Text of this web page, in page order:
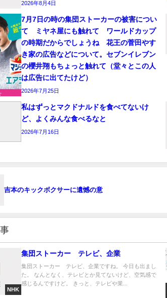
2026年8月4日
7月7日の時の集団ストーカーの被害につい
て ミヤネ屋にも触れて ワールドカップ
の時期だからでしょうね 花王の菅田やす
き家の広告などについて。セブンイレブン
の櫻井翔もちょっと触れて（堂々とこの人
は広告に出てたけど）
2026年7月25日
私はずっとマクドナルドを食べてないけ
ど、よくみんな食べるなと
2026年7月16日
吉本のキックボクサーに遺憾の意
NHK
集団ストーカー テレビ、企業
集団ストーカー テレビ、企業ですね。 今日も出まし
た。 なんとなく、テレビとか見てないけど、空気感で
感じるんですけど。 きっと、テレビや業...